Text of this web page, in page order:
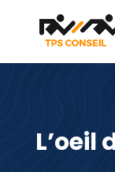
L’oeil